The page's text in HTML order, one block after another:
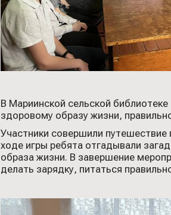
В Мариинской сельской
здоровому образу жизни,
Участники совершили
ходе игры ребята отгадывали
образа жизни. В завершение
делать зарядку, питаться